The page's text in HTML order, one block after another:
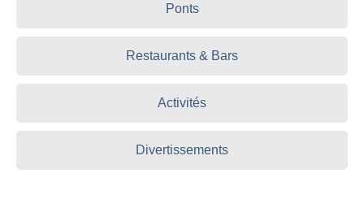
Ponts
Restaurants & Bars
Activités
Divertissements